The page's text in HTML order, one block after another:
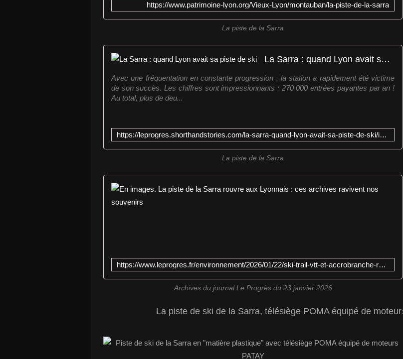
https://www.patrimoine-lyon.org/Vieux-Lyon/montauban/la-piste-de-la-sarra
La piste de la Sarra
La Sarra : quand Lyon avait sa piste de ski
Avec une fréquentation en constante progression , la station a rapidement été victime
de son succès. Les chiffres sont impressionnants : 270 000 entrées payantes par an !
Au total, plus de deu...
https://leprogres.shorthandstories.com/la-sarra-quand-lyon-avait-sa-piste-de-ski/index.html
La piste de la Sarra
i
https://www.leprogres.fr/environnement/2026/01/22/ski-trail-vtt-et-accrobranche-retour-sur-la-piste-de-la-sarra-sous-toutes-ses-formes
Archives du journal Le Progrès du 23 janvier 2026
La piste de ski de la Sarra, télésiège POMA équipé de moteurs PATAY